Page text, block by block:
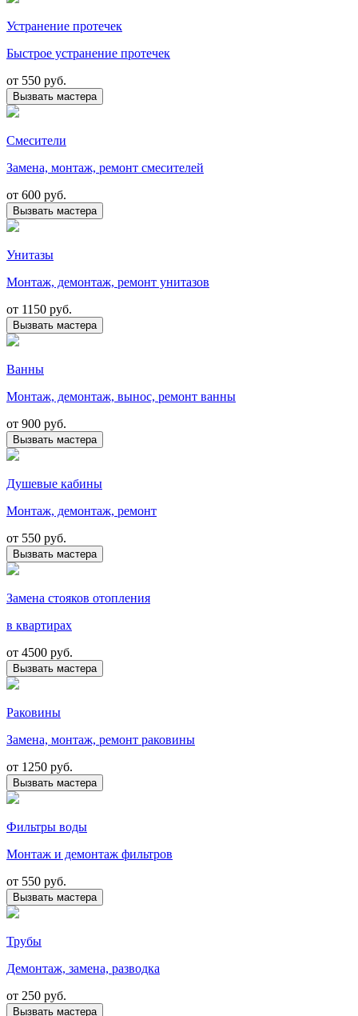
Устранение протечек
Быстрое устранение протечек
от 550 руб.
Вызвать мастера
Смесители
Замена, монтаж, ремонт смесителей
от 600 руб.
Вызвать мастера
Унитазы
Монтаж, демонтаж, ремонт унитазов
от 1150 руб.
Вызвать мастера
Ванны
Монтаж, демонтаж, вынос, ремонт ванны
от 900 руб.
Вызвать мастера
Душевые кабины
Монтаж, демонтаж, ремонт
от 550 руб.
Вызвать мастера
Замена стояков отопления
в квартирах
от 4500 руб.
Вызвать мастера
Раковины
Замена, монтаж, ремонт раковины
от 1250 руб.
Вызвать мастера
Фильтры воды
Монтаж и демонтаж фильтров
от 550 руб.
Вызвать мастера
Трубы
Демонтаж, замена, разводка
от 250 руб.
Вызвать мастера